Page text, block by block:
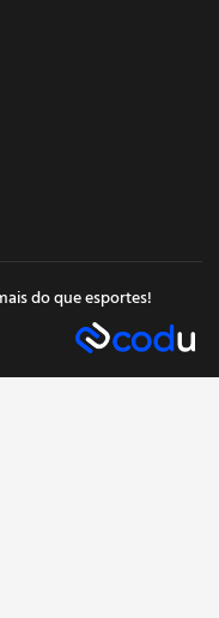
do que esportes!